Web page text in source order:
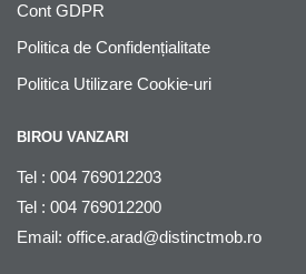
Cont GDPR
Politica de Confidențialitate
Politica Utilizare Cookie-uri
BIROU VANZARI
Tel : 004 769012203
Tel : 004 769012200
Email: office.arad@distinctmob.ro